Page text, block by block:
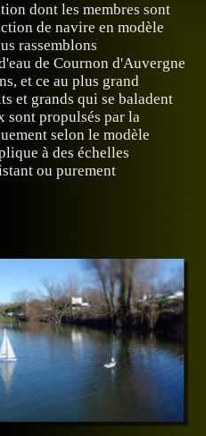
dont les membres sont
de navire en modèle
rassemblons
de Cournon d'Auvergne
et ce au plus grand
et grands qui se baladent
sont propulsés par la
selon le modèle
à des échelles
ou purement